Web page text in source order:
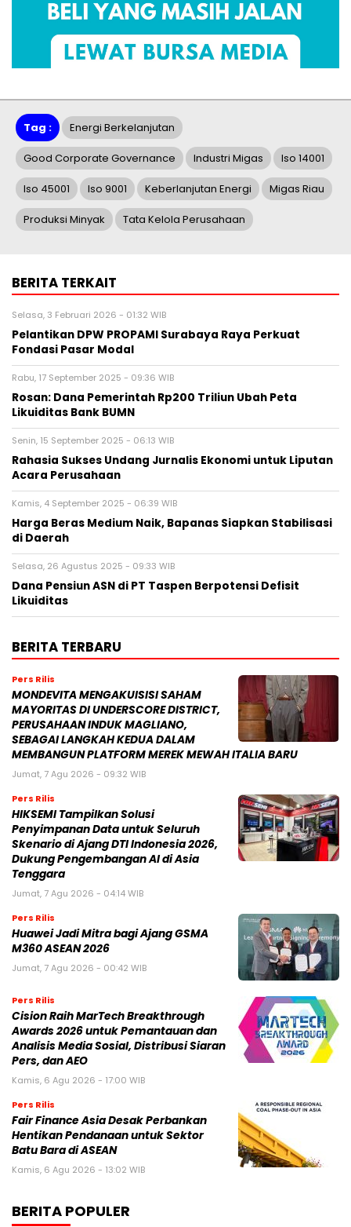
Tag : Energi Berkelanjutan
Good Corporate Governance Industri Migas Iso 14001
Iso 45001 Iso 9001 Keberlanjutan Energi Migas Riau
Produksi Minyak Tata Kelola Perusahaan
BERITA TERKAIT
Selasa, 3 Februari 2026 - 01:32 WIB
Pelantikan DPW PROPAMI Surabaya Raya Perkuat
Fondasi Pasar Modal
Rabu, 17 September 2025 - 09:36 WIB
Rosan: Dana Pemerintah Rp200 Triliun Ubah Peta
Likuiditas Bank BUMN
Senin, 15 September 2025 - 06:13 WIB
Rahasia Sukses Undang Jurnalis Ekonomi untuk Liputan
Acara Perusahaan
Kamis, 4 September 2025 - 06:39 WIB
Harga Beras Medium Naik, Bapanas Siapkan Stabilisasi
di Daerah
Selasa, 26 Agustus 2025 - 09:33 WIB
Dana Pensiun ASN di PT Taspen Berpotensi Defisit
Likuiditas
BERITA TERBARU
Pers Rilis
MONDEVITA MENGAKUISISI SAHAM
MAYORITAS DI UNDERSCORE DISTRICT,
PERUSAHAAN INDUK MAGLIANO,
SEBAGAI LANGKAH KEDUA DALAM
MEMBANGUN PLATFORM MEREK MEWAH ITALIA BARU
Jumat, 7 Agu 2026 - 09:32 WIB
Pers Rilis
HIKSEMI Tampilkan Solusi
Penyimpanan Data untuk Seluruh
Skenario di Ajang DTI Indonesia 2026,
Dukung Pengembangan AI di Asia
Tenggara
Jumat, 7 Agu 2026 - 04:14 WIB
Pers Rilis
Huawei Jadi Mitra bagi Ajang GSMA
M360 ASEAN 2026
Jumat, 7 Agu 2026 - 00:42 WIB
Pers Rilis
Cision Raih MarTech Breakthrough
Awards 2026 untuk Pemantauan dan
Analisis Media Sosial, Distribusi Siaran
Pers, dan AEO
Kamis, 6 Agu 2026 - 17:00 WIB
Pers Rilis
Fair Finance Asia Desak Perbankan
Hentikan Pendanaan untuk Sektor
Batu Bara di ASEAN
Kamis, 6 Agu 2026 - 13:02 WIB
BERITA POPULER